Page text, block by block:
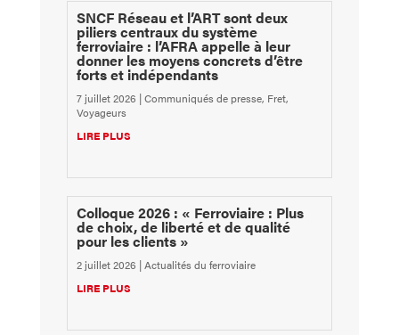
SNCF Réseau et l’ART sont deux
piliers centraux du système
ferroviaire : l’AFRA appelle à leur
donner les moyens concrets d’être
forts et indépendants
7 juillet 2026 |Communiqués de presse, Fret,
Voyageurs
LIRE PLUS
Colloque 2026 : « Ferroviaire : Plus
de choix, de liberté et de qualité
pour les clients »
2 juillet 2026 |Actualités du ferroviaire
LIRE PLUS